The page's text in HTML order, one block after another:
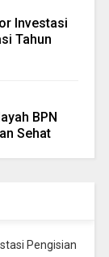
Investasi
Tahun
BPN
Sehat
Pengisian